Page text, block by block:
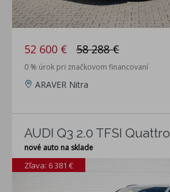
52 600 € 58 288 €
0 % úrok pri značkovom financovaní
ARAVER Nitra
AUDI Q3 2.0 TFSI Quattro
nové auto na sklade
Zľava: 6 381 €